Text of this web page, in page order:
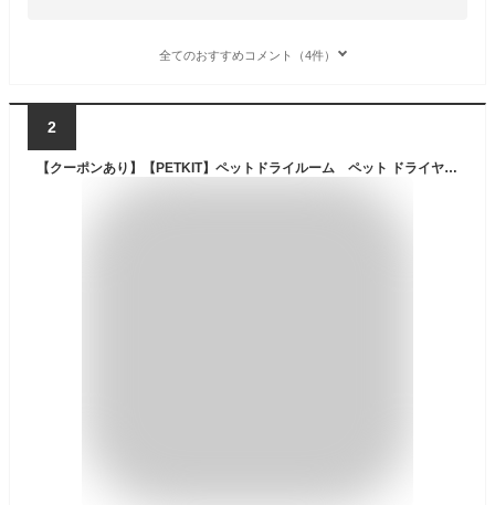
全てのおすすめコメント（4件）
2
【クーポンあり】【PETKIT】ペットドライルーム ペット ドライヤーハウス ドライヤーボックス 乾燥ドライルーム 大容量 安全 自動 猫 小型犬 中型犬 ペット 静音 急速乾燥 ケース ドライヤーボックス ハウス オールシーズン 風速 温度調整 正規品 ペットキット